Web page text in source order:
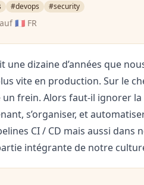
#devops #security
🇫🇷 FR
une dizaine d’années que
vite en production. Sur le
un frein. Alors faut-il ignorer
s’organiser, et
CI / CD mais aussi
intégrante de notre